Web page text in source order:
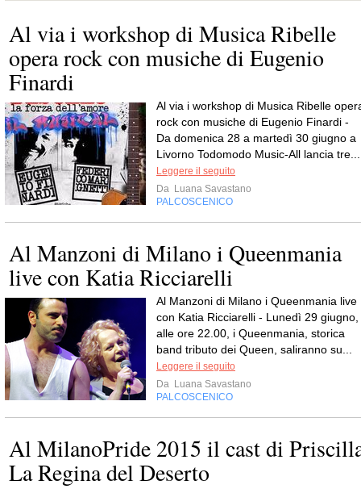
Al via i workshop di Musica Ribelle
opera rock con musiche di Eugenio
Finardi
Al via i workshop di Musica Ribelle
rock con musiche di Eugenio Finardi -
Da domenica 28 a martedì 30 giugno a
Livorno Todomodo Music-All lancia tre...
Leggere il seguito
Da Luana Savastano
PALCOSCENICO
Al Manzoni di Milano i Queenmania
live con Katia Ricciarelli
Al Manzoni di Milano i Queenmania live
con Katia Ricciarelli - Lunedì 29 giugno,
alle ore 22.00, i Queenmania, storica
band tributo dei Queen, saliranno su...
Leggere il seguito
Da Luana Savastano
PALCOSCENICO
Al MilanoPride 2015 il cast di
La Regina del Deserto